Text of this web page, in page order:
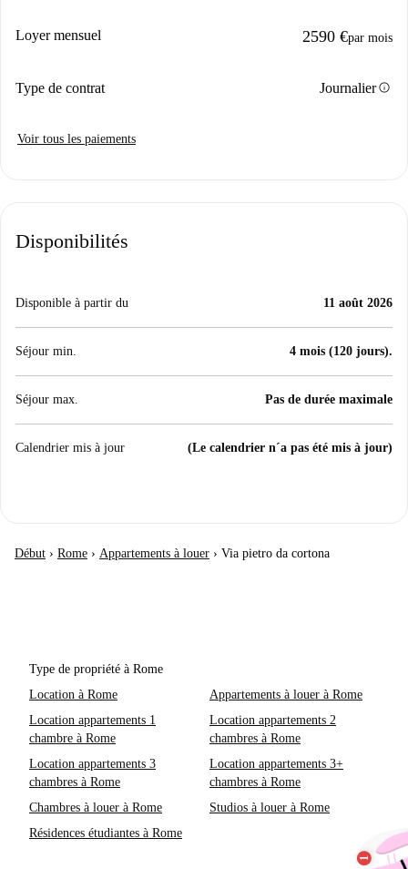
Loyer mensuel 2590 €par mois
Type de contrat Journalierinfo
Voir tous les paiements
Disponibilités
Disponible à partir du 11 août 2026
Séjour min. 4 mois (120 jours).
Séjour max. Pas de durée maximale
Calendrier mis à jour (Le calendrier n´a pas été mis à jour)
Début › Rome › Appartements à louer › Via pietro da cortona
Type de propriété à Rome
Location à Rome
Appartements à louer à Rome
Location appartements 1
chambre à Rome
Location appartements 2
chambres à Rome
Location appartements 3
chambres à Rome
Location appartements 3+
chambres à Rome
Chambres à louer à Rome
Studios à louer à Rome
Résidences étudiantes à Rome